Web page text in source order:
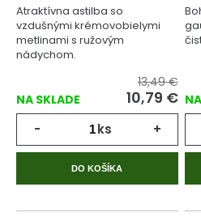
Atraktívna astilba so
vzdušnými krémovobielymi
metlinami s ružovým
nádychom.
NA SKLADE
13,49 €
10,79 €
- ks +
DO KOŠÍKA